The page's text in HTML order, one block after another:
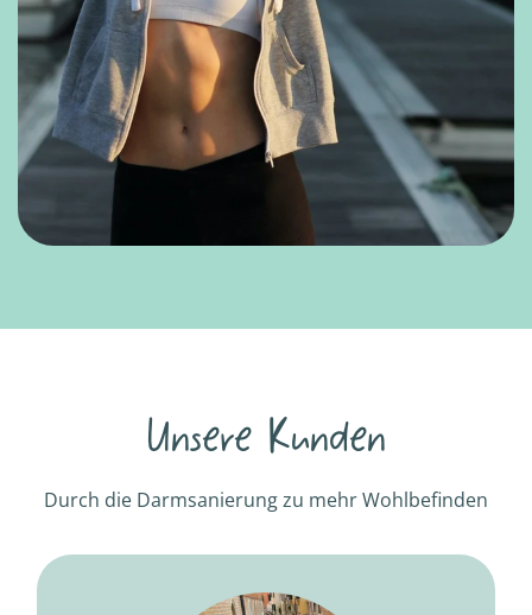
Unsere Kunden
Durch die Darmsanierung zu mehr Wohlbefinden